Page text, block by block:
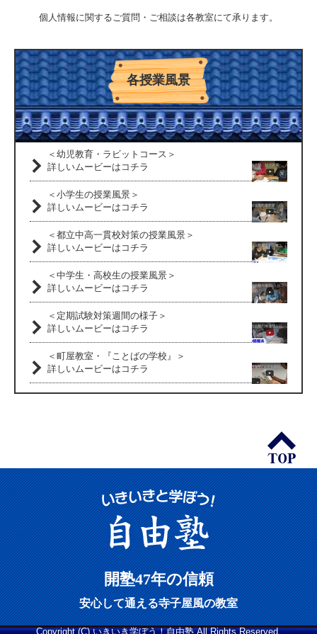
個人情報に関するご質問・ご相談は各教室にて承ります。
各授業風景
＜幼児教育・ラビットコース＞
詳しいムービーはコチラ
＜小学生の授業風景＞
詳しいムービーはコチラ
＜都立中高一貫校対策の授業風景＞
詳しいムービーはコチラ
＜中学生・高校生の授業風景＞
詳しいムービーはコチラ
＜定期試験対策週間の様子＞
詳しいムービーはコチラ
＜町屋教室・『ことばの学校』＞
詳しいムービーはコチラ
開塾47年の信頼
安心して通える寺子屋風の教室
Copyright (C) いきいき学ぼう！自由塾 All Rights Reserved.